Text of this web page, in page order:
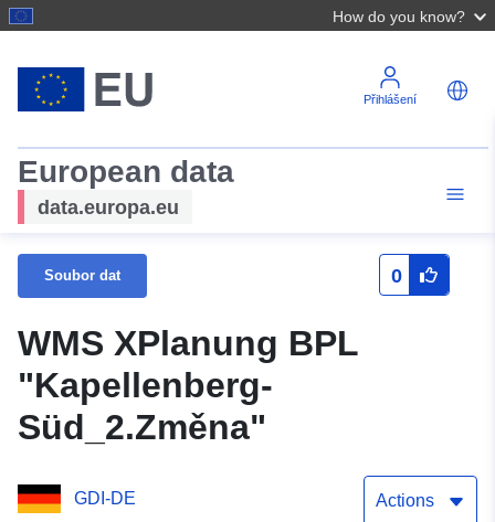
How do you know?
Přihlášení
European data
data.europa.eu
Soubor dat 0
WMS XPlanung BPL
"Kapellenberg-
Süd_2.Změna"
GDI-DE Actions